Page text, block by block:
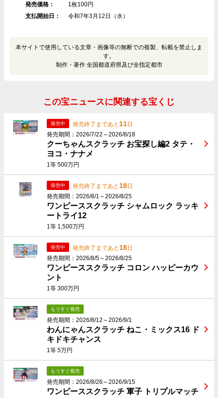
発売価格：
1枚100円
支払開始日：
令和7年3月12日（水）
本サイトで使用している文章・画像等の無断での複製、転載を禁止しま
す。
制作・著作 全国都道府県及び全指定都市
この宝ニュースに関連する宝くじ
発売中 発売終了まであと 11日
発売期間：2026/7/22～2026/8/18
クーちゃんスクラッチ お宝探し編2 タテ・
ヨコ・ナナメ
1等 500万円
発売中 発売終了まであと 18日
発売期間：2026/8/1～2026/8/25
ワンピーススクラッチ シャムロック ラッキ
ートライ12
1等 1,500万円
発売中 発売終了まであと 18日
発売期間：2026/8/5～2026/8/25
ワンピーススクラッチ コロン ハッピーカウ
ント
1等 300万円
もうすぐ発売
発売期間：2026/8/12～2026/9/1
わんにゃんスクラッチ ねこ・ミックス16 ド
キドキチャンス
1等 5万円
もうすぐ発売
発売期間：2026/8/26～2026/9/15
ワンピーススクラッチ 軍子 トリプルマッチ